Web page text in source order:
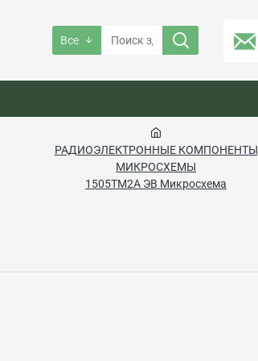
Все
РАДИОЭЛЕКТРОННЫЕ КОМПОНЕНТЫ
МИКРОСХЕМЫ
1505ТМ2А ЭВ Микросхема